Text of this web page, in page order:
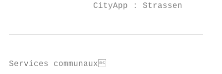
CityApp : Strassen
Services communaux